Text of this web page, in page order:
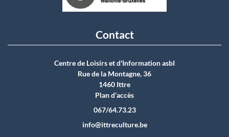
Contact
Centre de Loisirs et d'Information asbI
Rue de la Montagne, 36
1460 Ittre
Plan d’accès
067/64.73.23
info@ittreculture.be